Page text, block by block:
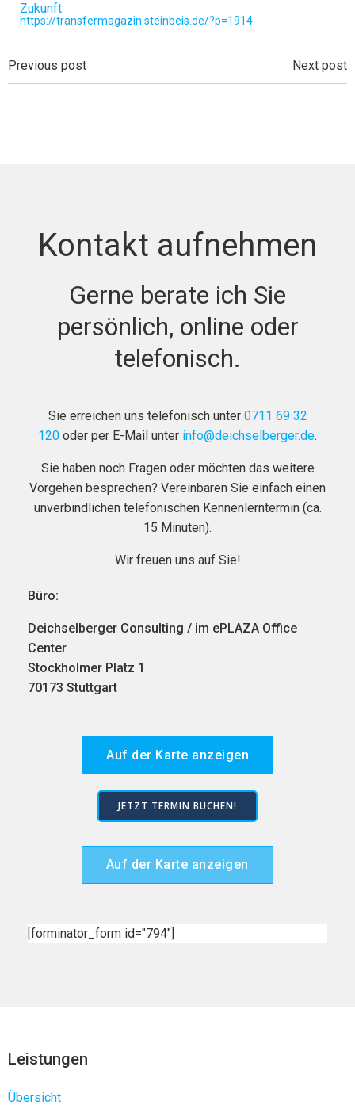
Zukunft
https://transfermagazin.steinbeis.de/?p=1914
Beitragsnavigation
Previous post Next post
Kontakt aufnehmen
Gerne berate ich Sie
persönlich, online oder
telefonisch.
Sie erreichen uns telefonisch unter 0711 69 32
120 oder per E-Mail unter info@deichselberger.de.
Sie haben noch Fragen oder möchten das weitere
Vorgehen besprechen? Vereinbaren Sie einfach einen
unverbindlichen telefonischen Kennenlerntermin (ca.
15 Minuten).
Wir freuen uns auf Sie!
Büro:
Deichselberger Consulting / im ePLAZA Office
Center
Stockholmer Platz 1
70173 Stuttgart
Auf der Karte anzeigen
JETZT TERMIN BUCHEN!
Auf der Karte anzeigen
[forminator_form id="794"]
Leistungen
Übersicht